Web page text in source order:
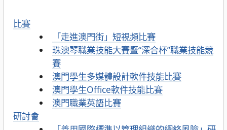
比賽
「走進澳門街」短視頻比賽
珠澳琴職業技能大賽暨“深合杯”職業技能競
賽
澳門學生多媒體設計軟件技能比賽
澳門學生Office軟件技能比賽
澳門職業英語比賽
研討會